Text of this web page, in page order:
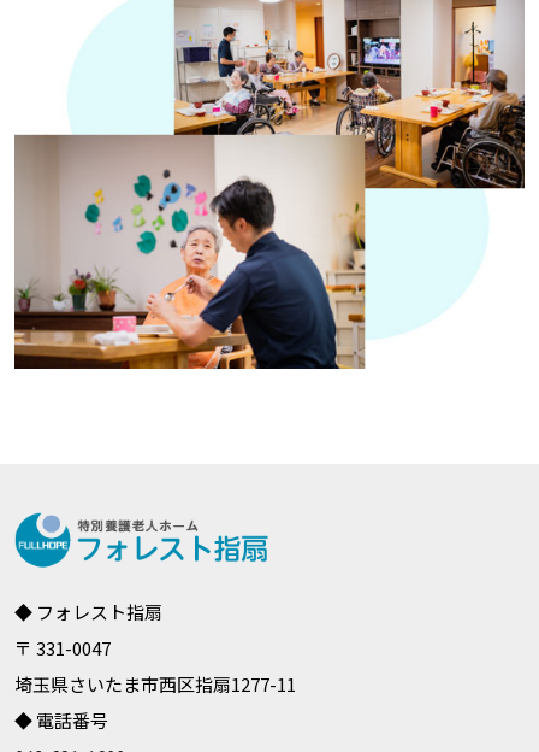
◆ フォレスト指扇
〒 331-0047
埼玉県さいたま市西区指扇1277-11
◆ 電話番号